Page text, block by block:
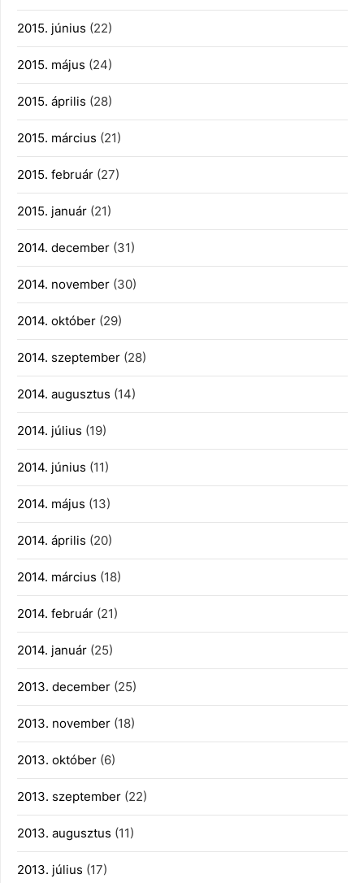
2015. június (22)
2015. május (24)
2015. április (28)
2015. március (21)
2015. február (27)
2015. január (21)
2014. december (31)
2014. november (30)
2014. október (29)
2014. szeptember (28)
2014. augusztus (14)
2014. július (19)
2014. június (11)
2014. május (13)
2014. április (20)
2014. március (18)
2014. február (21)
2014. január (25)
2013. december (25)
2013. november (18)
2013. október (6)
2013. szeptember (22)
2013. augusztus (11)
2013. július (17)